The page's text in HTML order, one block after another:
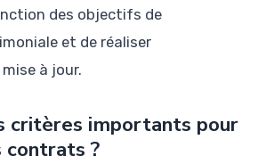
des objectifs de
et de réaliser
à jour.
critères importants pour
contrats ?